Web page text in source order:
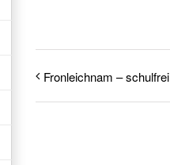
Fronleichnam – schulfrei